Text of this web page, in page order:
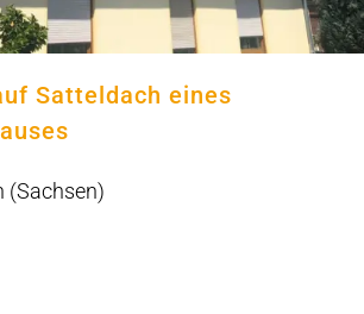
Satteldach eines
(Sachsen)